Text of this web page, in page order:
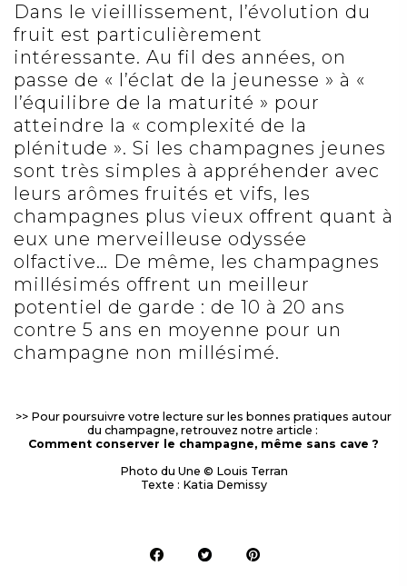
Dans le vieillissement, l’évolution du
fruit est particulièrement
intéressante. Au fil des années, on
passe de « l’éclat de la jeunesse » à «
l’équilibre de la maturité » pour
atteindre la « complexité de la
plénitude ». Si les champagnes jeunes
sont très simples à appréhender avec
leurs arômes fruités et vifs, les
champagnes plus vieux offrent quant à
eux une merveilleuse odyssée
olfactive… De même, les champagnes
millésimés offrent un meilleur
potentiel de garde : de 10 à 20 ans
contre 5 ans en moyenne pour un
champagne non millésimé.
>> Pour poursuivre votre lecture sur les bonnes pratiques autour
du champagne, retrouvez notre article :
Comment conserver le champagne, même sans cave ?
Photo du Une © Louis Terran
Texte : Katia Demissy